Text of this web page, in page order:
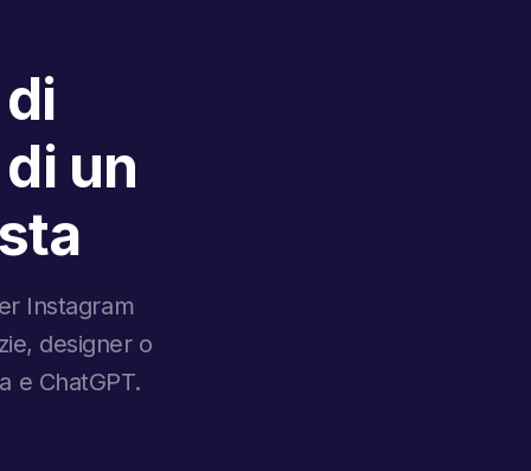
un
Instagram
designer o
e ChatGPT.